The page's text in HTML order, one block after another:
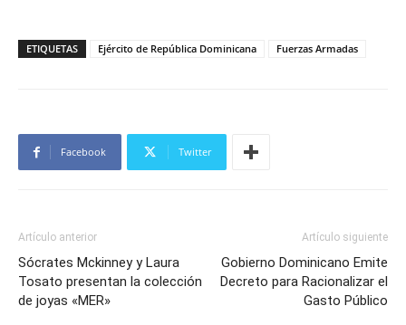
ETIQUETAS Ejército de República Dominicana Fuerzas Armadas
Facebook Twitter
Artículo anterior
Sócrates Mckinney y Laura
Tosato presentan la colección
de joyas «MER»
Artículo siguiente
Gobierno Dominicano Emite
Decreto para Racionalizar el
Gasto Público